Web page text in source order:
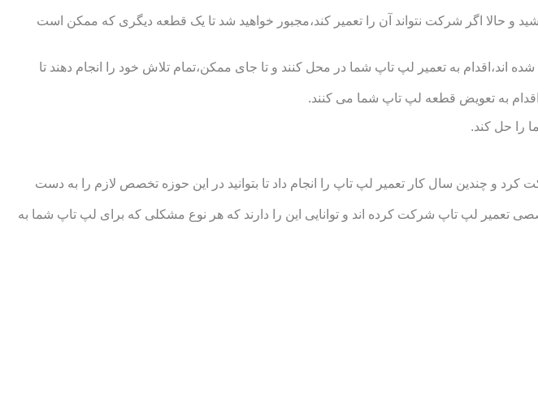
و حالا اگر شرکت نتواند آن را تعمیر کند،مجبور خواهید شد تا یک قطعه دیگری که ممکن است
به تعمیر لپ تاپ شما در محل کنند و تا جای ممکن،تمام تلاش خود را انجام دهند تا
به تعویض قطعه لپ تاپ شما می کنند.
را حل کند.
چندین سال کار تعمیر لپ تاپ را انجام داد تا بتوانید در این حوزه تخصص لازم را به دست
لپ تاپ شرکت کرده اند و توانایی این را دارند که هر نوع مشکلی که برای لپ تاپ شما به